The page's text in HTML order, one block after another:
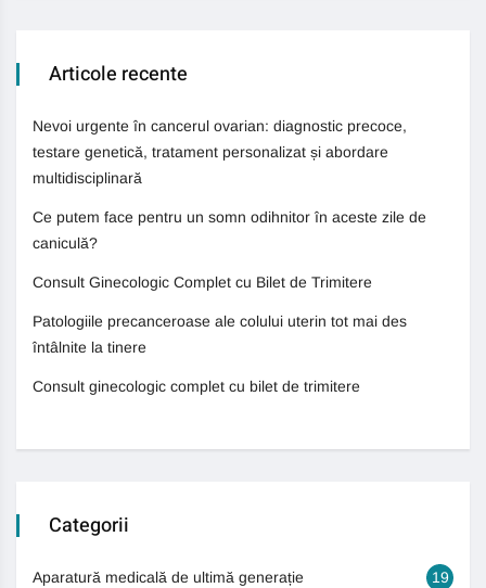
Articole recente
Nevoi urgente în cancerul ovarian: diagnostic precoce,
testare genetică, tratament personalizat și abordare
multidisciplinară
Ce putem face pentru un somn odihnitor în aceste zile de
caniculă?
Consult Ginecologic Complet cu Bilet de Trimitere
Patologiile precanceroase ale colului uterin tot mai des
întâlnite la tinere
Consult ginecologic complet cu bilet de trimitere
Categorii
Aparatură medicală de ultimă generație 19